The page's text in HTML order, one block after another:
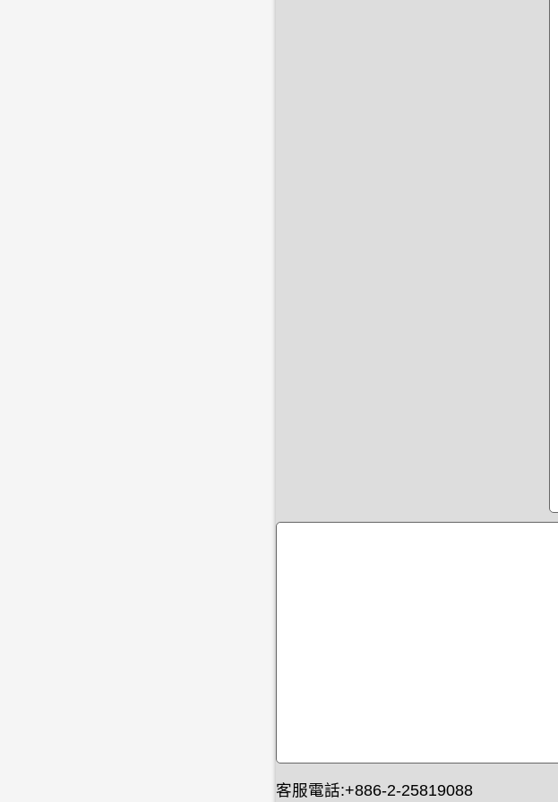
客服電話:+886-2-25819088